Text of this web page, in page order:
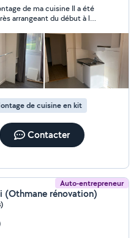
de ma cuisine Il a été
arrangeant du début à la
différence Je suis super
les yeux fermés
de cuisine en kit
Contacter
Auto-entrepreneur
(Othmane rénovation)